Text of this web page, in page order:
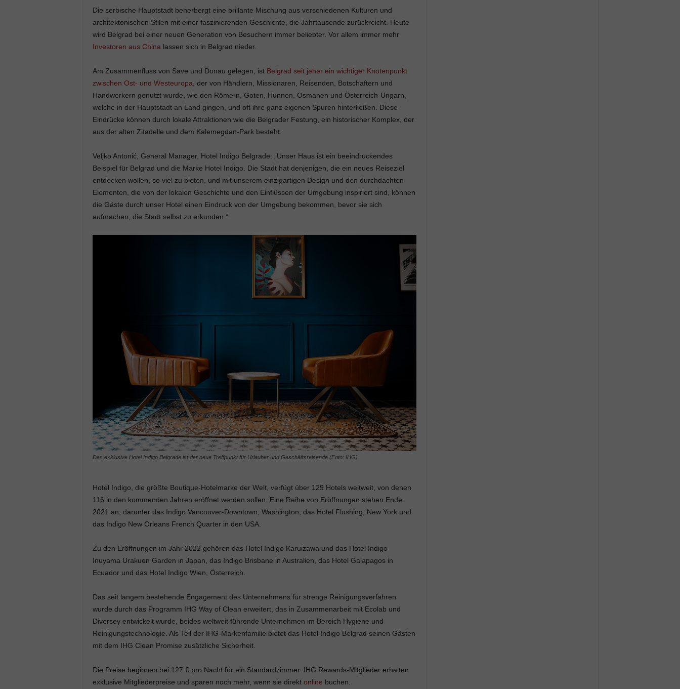
Die serbische Hauptstadt beherbergt eine brillante Mischung aus verschiedenen Kulturen und
architektonischen Stilen mit einer faszinierenden Geschichte, die Jahrtausende zurückreicht. Heute
wird Belgrad bei einer neuen Generation von Besuchern immer beliebter. Vor allem immer mehr
Investoren aus Chinalassen sich in Belgrad nieder.
Am Zusammenfluss von Save und Donau gelegen, ist Belgrad seit jeher ein wichtiger Knotenpunkt
zwischen Ost- und Westeuropa, der von Händlern, Missionaren, Reisenden, Botschaftern und
Handwerkern genutzt wurde, wie den Römern, Goten, Hunnen, Osmanen und Österreich-Ungarn,
welche in der Hauptstadt an Land gingen, und oft ihre ganz eigenen Spuren hinterließen. Diese
Eindrücke können durch lokale Attraktionen wie die Belgrader Festung, ein historischer Komplex, der
aus der alten Zitadelle und dem Kalemegdan-Park besteht.
Veljko Antonić, General Manager, Hotel Indigo Belgrade: „Unser Haus ist ein beeindruckendes
Beispiel für Belgrad und die Marke Hotel Indigo. Die Stadt hat denjenigen, die ein neues Reiseziel
entdecken wollen, so viel zu bieten, und mit unserem einzigartigen Design und den durchdachten
Elementen, die von der lokalen Geschichte und den Einflüssen der Umgebung inspiriert sind, können
die Gäste durch unser Hotel einen Eindruck von der Umgebung bekommen, bevor sie sich
aufmachen, die Stadt selbst zu erkunden.“
Das exklusive Hotel Indigo Belgrade ist der neue Treffpunkt für Urlauber und Geschäftsreisende (Foto: IHG)
Hotel Indigo, die größte Boutique-Hotelmarke der Welt, verfügt über 129 Hotels weltweit, von denen
116 in den kommenden Jahren eröffnet werden sollen. Eine Reihe von Eröffnungen stehen Ende
2021 an, darunter das Indigo Vancouver-Downtown, Washington, das Hotel Flushing, New York und
das Indigo New Orleans French Quarter in den USA.
Zu den Eröffnungen im Jahr 2022 gehören das Hotel Indigo Karuizawa und das Hotel Indigo
Inuyama Urakuen Garden in Japan, das Indigo Brisbane in Australien, das Hotel Galapagos in
Ecuador und das Hotel Indigo Wien, Österreich.
Das seit langem bestehende Engagement des Unternehmens für strenge Reinigungsverfahren
wurde durch das Programm IHG Way of Clean erweitert, das in Zusammenarbeit mit Ecolab und
Diversey entwickelt wurde, beides weltweit führende Unternehmen im Bereich Hygiene und
Reinigungstechnologie. Als Teil der IHG-Markenfamilie bietet das Hotel Indigo Belgrad seinen Gästen
mit dem IHG Clean Promise zusätzliche Sicherheit.
Die Preise beginnen bei 127 € pro Nacht für ein Standardzimmer. IHG Rewards-Mitglieder erhalten
exklusive Mitgliederpreise und sparen noch mehr, wenn sie direkt online buchen.